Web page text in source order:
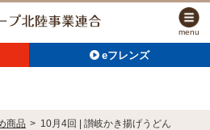
eフレンズ
menu
商品 > 10月4回 | 讃岐かき揚げうどん